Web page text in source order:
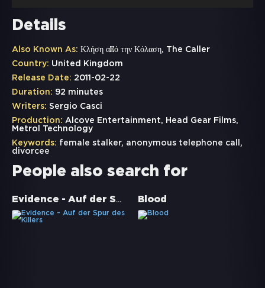
Details
Also Known As: Κλήση από την Κόλαση, The Caller
Country: United Kingdom
Release Date: 2011-02-22
Duration: 92 minutes
Writers: Sergio Casci
Production: Alcove Entertainment, Head Gear Films,
Metrol Technology
Keywords: female stalker, anonymous telephone call ,
divorcee
People also search for
Evidence - Auf der Spur des Killers Blood